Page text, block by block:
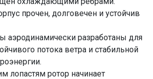
прочен, долговечен и устойчив
аэродинамически разработаны для
потока ветра и стабильной
лопастям ротор начинает